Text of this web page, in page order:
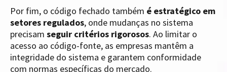
Por fim, o código fechado também é estratégico em
setores regulados, onde mudanças no sistema
precisam seguir critérios rigorosos. Ao limitar o
acesso ao código-fonte, as empresas mantêm a
integridade do sistema e garantem conformidade
com normas específicas do mercado.